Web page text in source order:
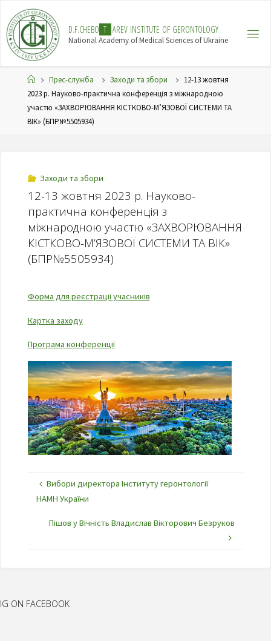
content
D.F.CHEBO T AREV INSTITUTE OF GERONTOL OGY
National Academy of Medical Sciences of Ukraine
HomeПрес-служба Заходи та збори
12-13 жовтня
2023 р. Науково-практична конференція з міжнародною
участю «ЗАХВОРЮВАННЯ КІСТКОВО-М’ЯЗОВОЇ СИСТЕМИ ТА
ВІК» (БПР№5505934)
Заходи та збори
12-13 жовтня 2023 р. Науково-
практична конференція з
міжнародною участю «ЗАХВОРЮВАННЯ
КІСТКОВО-М’ЯЗОВОЇ СИСТЕМИ ТА ВІК»
(БПР№5505934)
Форма для реєстрації учасників
Картка заходу
Програма конференції
Вибори директора Інституту геронтології
НАМН України
Пішов у Вічність Владислав Вікторович Безруков
IG ON FACEBOOK